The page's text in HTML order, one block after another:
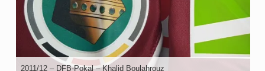
2011/12 – DFB-Pokal – Khalid Boulahrouz